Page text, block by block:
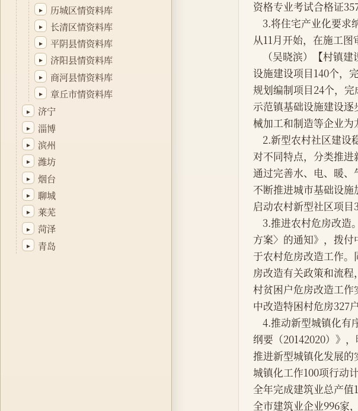
▸ 历城区情资料库
▸ 长清区情资料库
▸ 平阴县情资料库
▸ 济阳县情资料库
▸ 商河县情资料库
▸ 章丘市情资料库
▸ 济宁
▸ 淄博
▸ 滨州
▸ 潍坊
▸ 烟台
▸ 聊城
▸ 莱芜
▸ 菏泽
▸ 青岛